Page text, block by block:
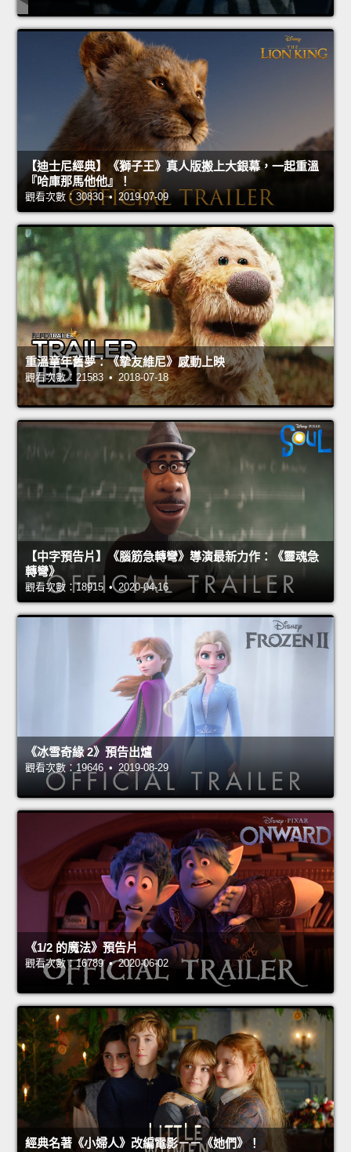
【迪士尼經典】《獅子王》真人版搬上大銀幕，一起重溫
『哈庫那馬他他』！
觀看次數：30830 • 2019-07-09
重溫童年舊夢：《摯友維尼》感動上映
觀看次數：21583 • 2018-07-18
【中字預告片】《腦筋急轉彎》導演最新力作：《靈魂急
轉彎》
觀看次數：18915 • 2020-04-16
《冰雪奇緣 2》預告出爐
觀看次數：19646 • 2019-08-29
《1/2 的魔法》預告片
觀看次數：16789 • 2020-06-02
經典名著《小婦人》改編電影－－《她們》！